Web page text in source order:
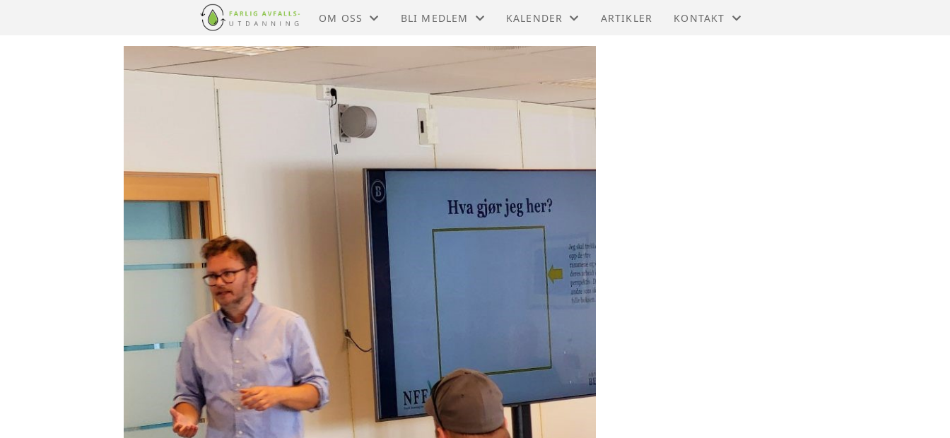
OM OSS
HISTORIE
BLI MEDLEM
MEDLEMSPRESENTASJON
KALENDER
KALENDER
LISTE
ARTIKLER KONTAKT